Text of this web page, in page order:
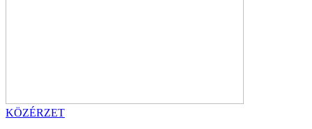
KÖZÉRZET